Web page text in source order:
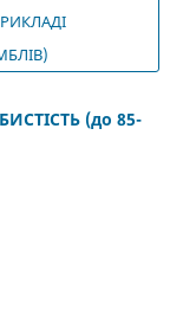
(до 85-